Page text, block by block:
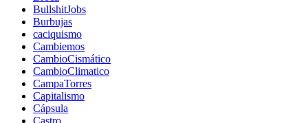
BullshitJobs
Burbujas
caciquismo
Cambiemos
CambioCismático
CambioClimatico
CampaTorres
Capitalismo
Cápsula